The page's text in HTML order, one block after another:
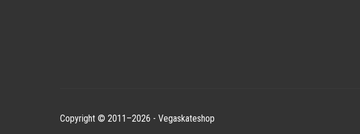
Copyright © 2011–2026 - Vegaskateshop